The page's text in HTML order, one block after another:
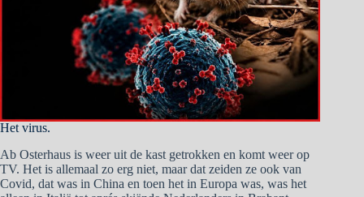
Het virus.
Ab Osterhaus is weer uit de kast getrokken en komt weer op
TV. Het is allemaal zo erg niet, maar dat zeiden ze ook van
Covid, dat was in China en toen het in Europa was, was het